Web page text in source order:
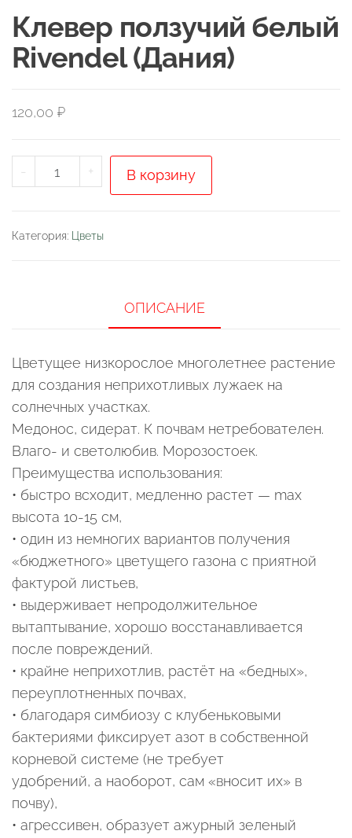
Клевер ползучий белый
Rivendel (Дания)
120,00 ₽
-
Количество
товара
ползучий
+ В корзину
Категория: Цветы
ОПИСАНИЕ
Цветущее низкорослое многолетнее растение
для создания неприхотливых лужаек на
солнечных участках.
Медонос, сидерат. К почвам нетребователен.
Влаго- и светолюбив. Морозостоек.
Преимущества использования:
• быстро всходит, медленно растет — max
высота 10-15 см,
• один из немногих вариантов получения
«бюджетного» цветущего газона с приятной
фактурой листьев,
• выдерживает непродолжительное
вытаптывание, хорошо восстанавливается
после повреждений.
• крайне неприхотлив, растёт на «бедных»,
переуплотненных почвах,
• благодаря симбиозу с клубеньковыми
бактериями фиксирует азот в собственной
корневой системе (не требует
удобрений, а наоборот, сам «вносит их» в
почву),
• агрессивен, образует ажурный зеленый